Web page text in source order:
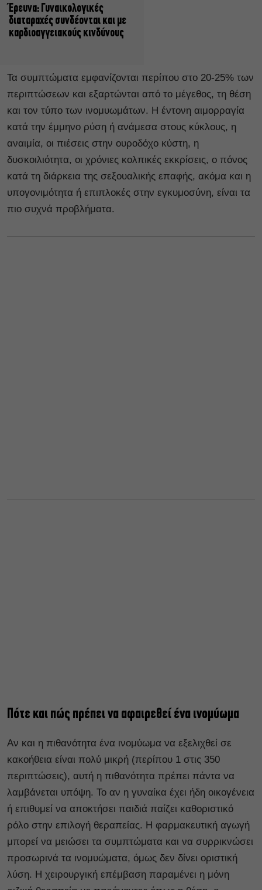
Έρευνα: Γυναικολογικές
διαταραχές συνδέονται και με
καρδιοαγγειακούς κινδύνους
Τα συμπτώματα εμφανίζονται περίπου στο 20-25% των
περιπτώσεων και εξαρτώνται από το μέγεθος, τη θέση
και τον τύπο των ινομυωμάτων. Η έντονη αιμορραγία
κατά την έμμηνο ρύση ή ανάμεσα στους κύκλους, η
αναιμία, οι πιέσεις στην ουροδόχο κύστη, η
δυσκοιλιότητα, οι χρόνιες κολπικές εκκρίσεις, ο πόνος
κατά τη διάρκεια της σεξουαλικής επαφής, ακόμα και η
υπογονιμότητα ή επιπλοκές στην εγκυμοσύνη, είναι τα
πιο συχνά προβλήματα.
Πότε και πώς πρέπει να αφαιρεθεί ένα ινομύωμα
Αν και η πιθανότητα ένα ινομύωμα να εξελιχθεί σε
κακοήθεια είναι πολύ μικρή (περίπου 1 στις 350
περιπτώσεις), αυτή η πιθανότητα πρέπει πάντα να
λαμβάνεται υπόψη. Το αν η γυναίκα έχει ήδη οικογένεια
ή επιθυμεί να αποκτήσει παιδιά παίζει καθοριστικό
ρόλο στην επιλογή θεραπείας. Η φαρμακευτική αγωγή
μπορεί να μειώσει τα συμπτώματα και να συρρικνώσει
προσωρινά τα ινομυώματα, όμως δεν δίνει οριστική
λύση. Η χειρουργική επέμβαση παραμένει η μόνη